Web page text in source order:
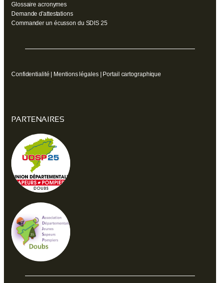
Glossaire acronymes
Demande d'attestations
Commander un écusson du SDIS 25
Confidentialité | Mentions légales| Portail cartographique
PARTENAIRES